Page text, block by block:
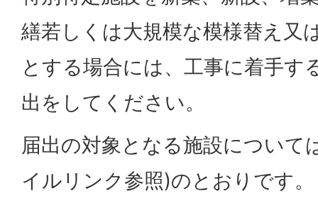
繕若しくは大規模な模様替え又
とする場合には、工事に着手す
出をしてください。
届出の対象となる施設について
イルリンク参照)のとおりです。